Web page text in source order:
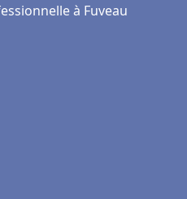
à Fuveau